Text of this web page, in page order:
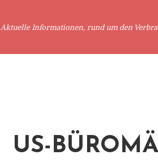
Aktuelle Informationen, rund um den
US-